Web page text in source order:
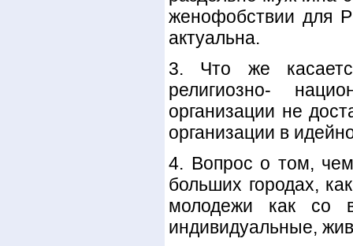
женофобствии для
актуальна.
3. Что же
религиозно-
организации не
организации в
4. Вопрос о том, чем
больших городах,
молодежи как со
индивидуальные,